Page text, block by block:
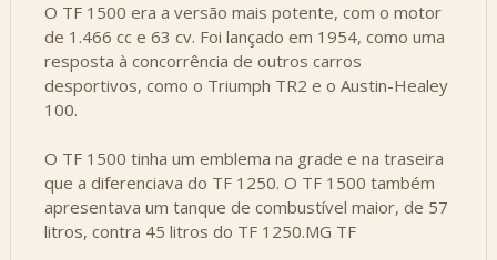
O TF 1500 era a versão mais potente, com o motor
de 1.466 cc e 63 cv. Foi lançado em 1954, como uma
resposta à concorrência de outros carros
desportivos, como o Triumph TR2 e o Austin-Healey
100.
O TF 1500 tinha um emblema na grade e na traseira
que a diferenciava do TF 1250. O TF 1500 também
apresentava um tanque de combustível maior, de 57
litros, contra 45 litros do TF 1250.MG TF